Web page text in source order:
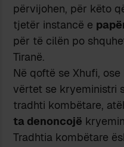
përvijohen, për këto
tjetër instancë e
për të cilën po
Tiranë.
Në qoftë se Xhufi,
vërtet se kryeministri
tradhti kombëtare,
ta denoncojë
Tradhtia kombëtare